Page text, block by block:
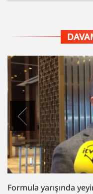
“Fazil Mustafaya sui-